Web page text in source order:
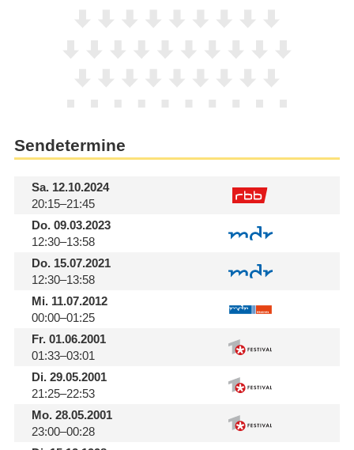
Sendetermine
Sa.12.10.2024
20:15–21:45
Do.09.03.2023
12:30–13:58
Do.15.07.2021
12:30–13:58
Mi.11.07.2012
00:00–01:25
Fr.01.06.2001
01:33–03:01
Di.29.05.2001
21:25–22:53
Mo.28.05.2001
23:00–00:28